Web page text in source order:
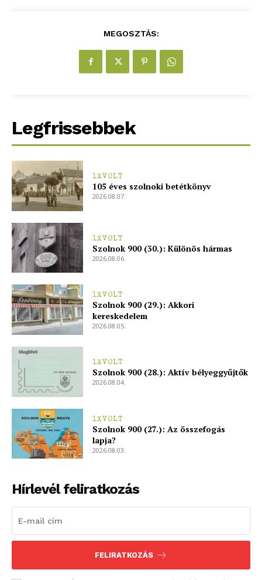
MEGOSZTÁS:
Legfrissebbek
1XVOLT
105 éves szolnoki betétkönyv
2026.08.07.
1XVOLT
Szolnok 900 (30.): Különös hármas
2026.08.06.
1XVOLT
Szolnok 900 (29.): Akkori
kereskedelem
2026.08.05.
1XVOLT
Szolnok 900 (28.): Aktív bélyeggyűjtők
2026.08.04.
1XVOLT
Szolnok 900 (27.): Az összefogás
lapja?
2026.08.03.
Hírlevél feliratkozás
FELIRATKOZÁS